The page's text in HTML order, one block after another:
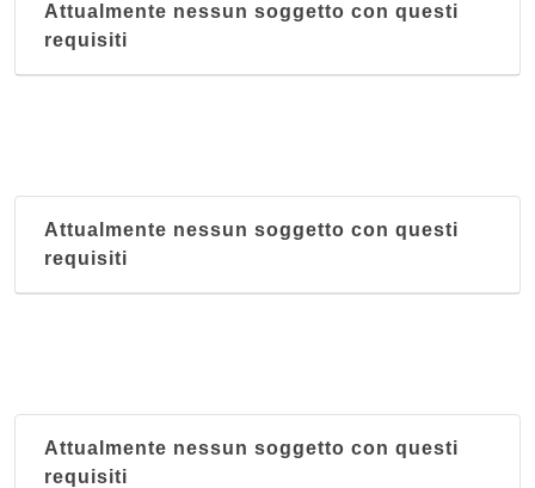
Attualmente nessun soggetto con questi
requisiti
Attualmente nessun soggetto con questi
requisiti
Attualmente nessun soggetto con questi
requisiti